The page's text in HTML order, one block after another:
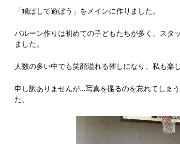
「飛ばして遊ぼう」をメインに作りました。
バルーン作りは初めての子どもたちが多く、スタ
ました。
人数の多い中でも笑顔溢れる催しになり、私も楽
申し訳ありませんが…写真を撮るのを忘れてしま
た。